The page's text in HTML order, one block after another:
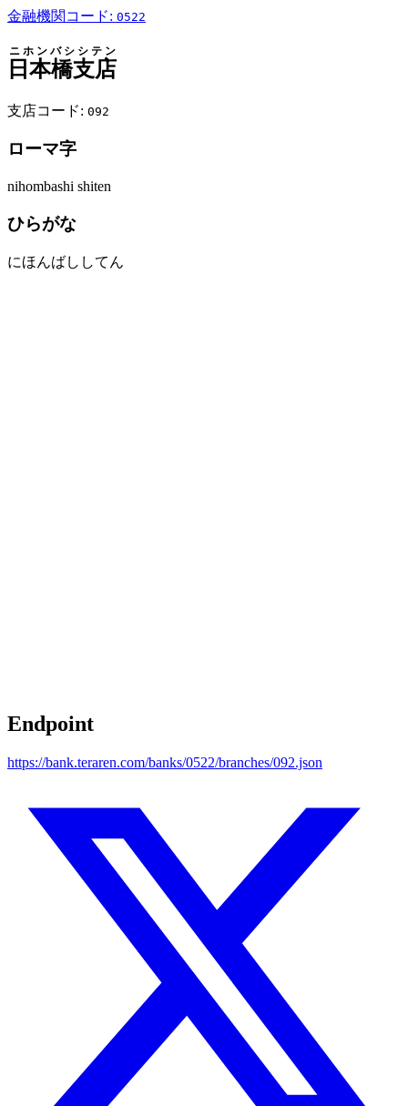
金融機関コード: 0522
日本橋支店
ニホンバシシテン
支店コード: 092
ローマ字
nihombashi shiten
ひらがな
にほんばししてん
Endpoint
https://bank.teraren.com/banks/0522/branches/092.json